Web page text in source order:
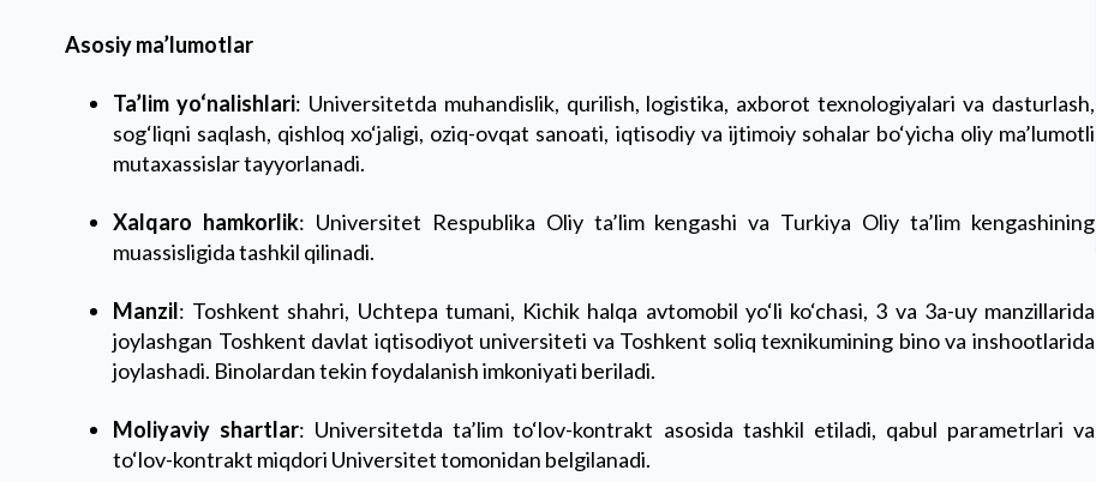
Asosiy ma’lumotlar
Ta’lim yo‘nalishlari: Universitetda muhandislik, qurilish, logistika, axborot texnologiyalari va dasturlash,
sog‘liqni saqlash, qishloq xo‘jaligi, oziq-ovqat sanoati, iqtisodiy va ijtimoiy sohalar bo‘yicha oliy ma’lumotli
mutaxassislar tayyorlanadi.
Xalqaro hamkorlik: Universitet Respublika Oliy ta’lim kengashi va Turkiya Oliy ta’lim kengashining
muassisligida tashkil qilinadi.
Manzil: Toshkent shahri, Uchtepa tumani, Kichik halqa avtomobil yo‘li ko‘chasi, 3 va 3a-uy manzillarida
joylashgan Toshkent davlat iqtisodiyot universiteti va Toshkent soliq texnikumining bino va inshootlarida
joylashadi. Binolardan tekin foydalanish imkoniyati beriladi.
Moliyaviy shartlar: Universitetda ta’lim to‘lov-kontrakt asosida tashkil etiladi, qabul parametrlari va
to‘lov-kontrakt miqdori Universitet tomonidan belgilanadi.